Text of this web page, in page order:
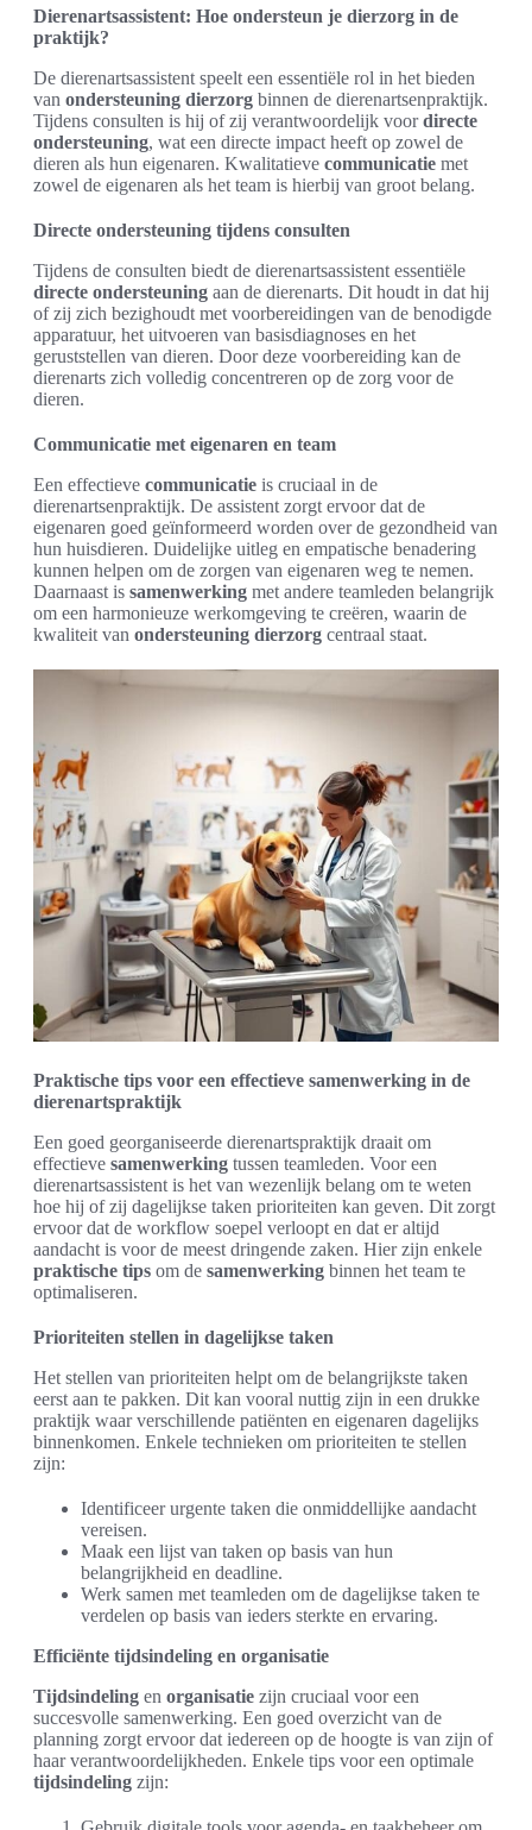
Dierenartsassistent: Hoe ondersteun je dierzorg in de
praktijk?
De dierenartsassistent speelt een essentiële rol in het bieden
van ondersteuning dierzorg binnen de dierenartsenpraktijk.
Tijdens consulten is hij of zij verantwoordelijk voordirecte
ondersteuning, wat een directe impact heeft op zowel de
dieren als hun eigenaren. Kwalitatieve communicatie met
zowel de eigenaren als het team is hierbij van groot belang.
Directe ondersteuning tijdens consulten
Tijdens de consulten biedt de dierenartsassistent essentiële
directe ondersteuning aan de dierenarts. Dit houdt in dat hij
of zij zich bezighoudt met voorbereidingen van de benodigde
apparatuur, het uitvoeren van basisdiagnoses en het
geruststellen van dieren. Door deze voorbereiding kan de
dierenarts zich volledig concentreren op de zorg voor de
dieren.
Communicatie met eigenaren en team
Een effectieve communicatie is cruciaal in de
dierenartsenpraktijk. De assistent zorgt ervoor dat de
eigenaren goed geïnformeerd worden over de gezondheid van
hun huisdieren. Duidelijke uitleg en empatische benadering
kunnen helpen om de zorgen van eigenaren weg te nemen.
Daarnaast is samenwerking met andere teamleden belangrijk
om een harmonieuze werkomgeving te creëren, waarin de
kwaliteit van ondersteuning dierzorg centraal staat.
Praktische tips voor een effectieve samenwerking in de
dierenartspraktijk
Een goed georganiseerde dierenartspraktijk draait om
effectieve samenwerking tussen teamleden. Voor een
dierenartsassistent is het van wezenlijk belang om te weten
hoe hij of zij dagelijkse taken prioriteiten kan geven. Dit zorgt
ervoor dat de workflow soepel verloopt en dat er altijd
aandacht is voor de meest dringende zaken. Hier zijn enkele
praktische tips om de samenwerking binnen het team te
optimaliseren.
Prioriteiten stellen in dagelijkse taken
Het stellen van prioriteiten helpt om de belangrijkste taken
eerst aan te pakken. Dit kan vooral nuttig zijn in een drukke
praktijk waar verschillende patiënten en eigenaren dagelijks
binnenkomen. Enkele technieken om prioriteiten te stellen
zijn:
Identificeer urgente taken die onmiddellijke aandacht
vereisen.
Maak een lijst van taken op basis van hun
belangrijkheid en deadline.
Werk samen met teamleden om de dagelijkse taken te
verdelen op basis van ieders sterkte en ervaring.
Efficiënte tijdsindeling en organisatie
Tijdsindeling en organisatie zijn cruciaal voor een
succesvolle samenwerking. Een goed overzicht van de
planning zorgt ervoor dat iedereen op de hoogte is van zijn of
haar verantwoordelijkheden. Enkele tips voor een optimale
tijdsindeling zijn: